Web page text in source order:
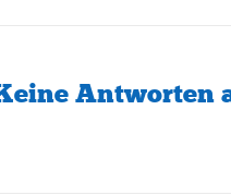
Antworten